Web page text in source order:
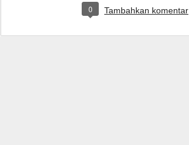
0 Tambahkan komentar